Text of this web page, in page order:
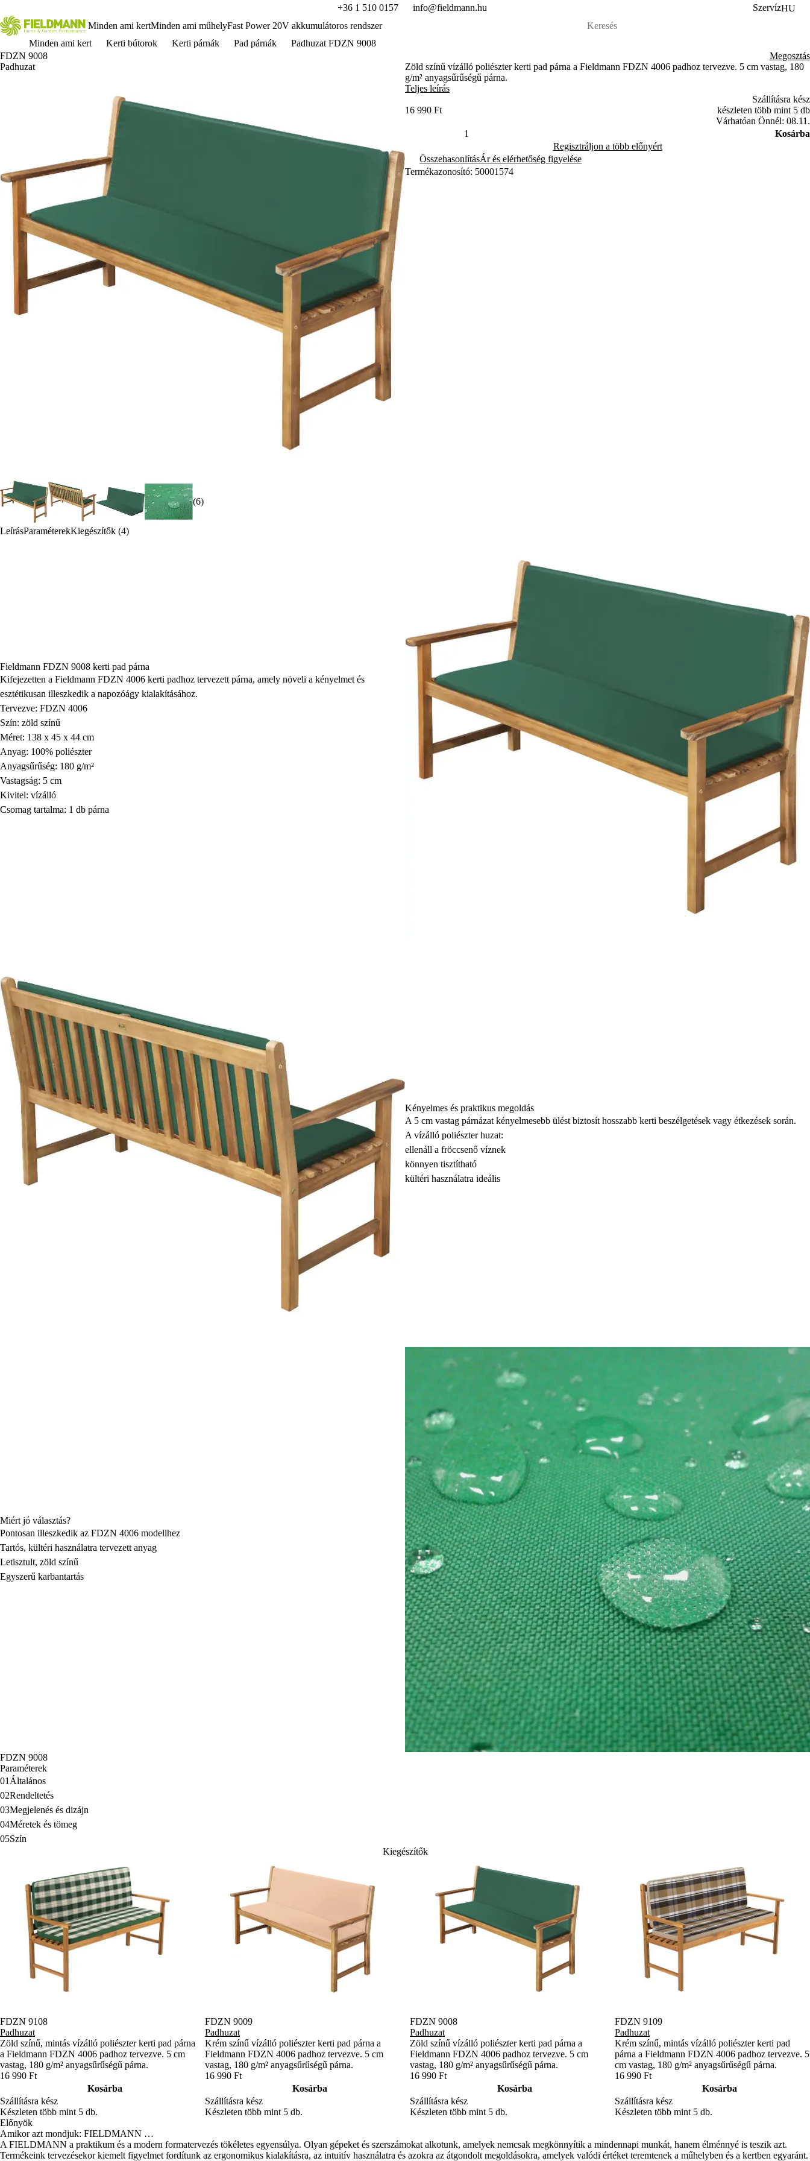
+36 1 510 0157 info@fieldmann.hu SzervízHU
Minden ami kertMinden ami műhelyFast Power 20V akkumulátoros rendszer
Minden ami kert
Kerti bútorok Kerti párnák Pad párnák
Padhuzat FDZN 9008
FDZN 9008
Padhuzat
(6)
Megosztás
Zöld színű vízálló poliészter kerti pad párna a Fieldmann FDZN 4006 padhoz tervezve. 5 cm vastag, 180
g/m² anyagsűrűségű párna.
Teljes leírás
16 990 Ft
Szállításra kész
készleten több mint 5 db
Várhatóan Önnél: 08.11.
Kosárba
Regisztráljon a több előnyért
ÖsszehasonlításÁr és elérhetőség figyelése
Termékazonosító: 50001574
LeírásParaméterekKiegészítők (4)
Fieldmann FDZN 9008 kerti pad párna
Kifejezetten a Fieldmann FDZN 4006 kerti padhoz tervezett párna, amely növeli a kényelmet és
esztétikusan illeszkedik a napozóágy kialakításához.
Tervezve: FDZN 4006
Szín: zöld színű
Méret: 138 x 45 x 44 cm
Anyag: 100% poliészter
Anyagsűrűség: 180 g/m²
Vastagság: 5 cm
Kivitel: vízálló
Csomag tartalma: 1 db párna
Kényelmes és praktikus megoldás
A 5 cm vastag párnázat kényelmesebb ülést biztosít hosszabb kerti beszélgetések vagy étkezések során.
A vízálló poliészter huzat:
ellenáll a fröccsenő víznek
könnyen tisztítható
kültéri használatra ideális
Miért jó választás?
Pontosan illeszkedik az FDZN 4006 modellhez
Tartós, kültéri használatra tervezett anyag
Letisztult, zöld színű
Egyszerű karbantartás
FDZN 9008
Paraméterek
01 Általános
02Rendeltetés
03Megjelenés és dizájn
04Méretek és tömeg
05Szín
Kiegészítők
FDZN 9108
Padhuzat
Zöld színű, mintás vízálló poliészter kerti pad párna
a Fieldmann FDZN 4006 padhoz tervezve. 5 cm
vastag, 180 g/m² anyagsűrűségű párna.
16 990 Ft
Kosárba
Szállításra kész
Készleten több mint 5 db.
FDZN 9009
Padhuzat
Krém színű vízálló poliészter kerti pad párna a
Fieldmann FDZN 4006 padhoz tervezve. 5 cm
vastag, 180 g/m² anyagsűrűségű párna.
16 990 Ft
Kosárba
Szállításra kész
Készleten több mint 5 db.
FDZN 9008
Padhuzat
Zöld színű vízálló poliészter kerti pad párna a
Fieldmann FDZN 4006 padhoz tervezve. 5 cm
vastag, 180 g/m² anyagsűrűségű párna.
16 990 Ft
Kosárba
Szállításra kész
Készleten több mint 5 db.
FDZN 9109
Padhuzat
Krém színű, mintás vízálló poliészter kerti pad
párna a Fieldmann FDZN 4006 padhoz tervezve. 5
cm vastag, 180 g/m² anyagsűrűségű párna.
16 990 Ft
Kosárba
Szállításra kész
Készleten több mint 5 db.
Előnyök
Amikor azt mondjuk: FIELDMANN …
A FIELDMANN a praktikum és a modern formatervezés tökéletes egyensúlya. Olyan gépeket és szerszámokat alkotunk, amelyek nemcsak megkönnyítik a mindennapi munkát, hanem élménnyé is teszik azt.
Termékeink tervezésekor kiemelt figyelmet fordítunk az ergonomikus kialakításra, az intuitív használatra és azokra az átgondolt megoldásokra, amelyek valódi értéket teremtenek a műhelyben és a kertben egyaránt.